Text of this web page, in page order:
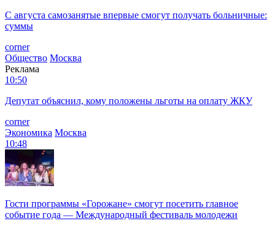
С августа самозанятые впервые смогут получать больничные:
суммы
corner
Общество Москва
Реклама
10:50
Депутат объяснил, кому положены льготы на оплату ЖКУ
corner
Экономика Москва
10:48
Гости программы «Горожане» смогут посетить главное
событие года — Международный фестиваль молодежи